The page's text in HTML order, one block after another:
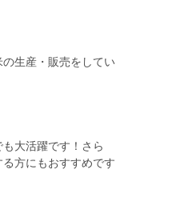
生産・販売をしてい
大活躍です！さら
方にもおすすめです